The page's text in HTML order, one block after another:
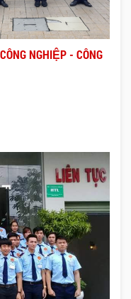
NGHIỆP - CÔNG